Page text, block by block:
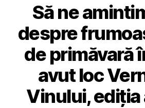
Să ne
despre
de primăvară
avut loc
Vinului, ediția